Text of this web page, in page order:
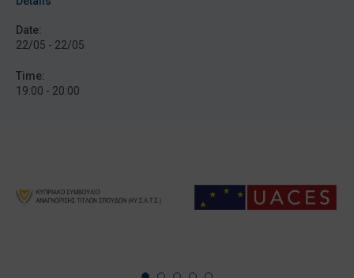
Date:
22/05 - 22/05
Time:
19:00 - 20:00